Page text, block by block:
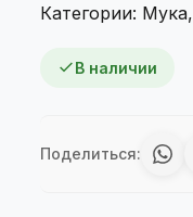
клейкая
мука,
Категории: Мука,
В наличии
Поделиться: